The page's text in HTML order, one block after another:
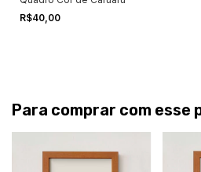
R$40,00
Para comprar com esse